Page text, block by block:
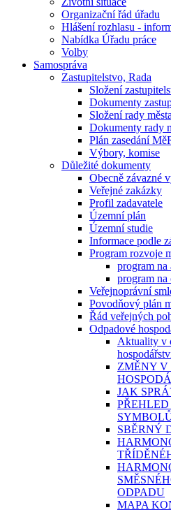
Organizační řád úřadu
Hlášení rozhlasu -
Nabídka Úřadu práce
Volby
Samospráva
Zastupitelstvo, Rada
Složení
Dokumenty
Složení rady města
Dokumenty rady
Plán zasedání
Výbory, komise
Důležité dokumenty
Obecně závazné
Veřejné zakázky
Profil zadavatele
Územní plán
Územní studie
Informace podle
Program rozvoje
program
program
Veřejnoprávní
Povodňový plán
Řád veřejných
Odpadové
Aktuality v
ZMĚNY V
JAK
SBĚRNÝ
ODPADU
MAPA